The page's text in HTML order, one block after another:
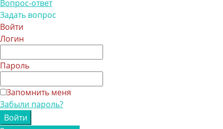
Вопрос-ответ
Задать вопрос
Войти
Логин
Пароль
Запомнить меня
Забыли пароль?